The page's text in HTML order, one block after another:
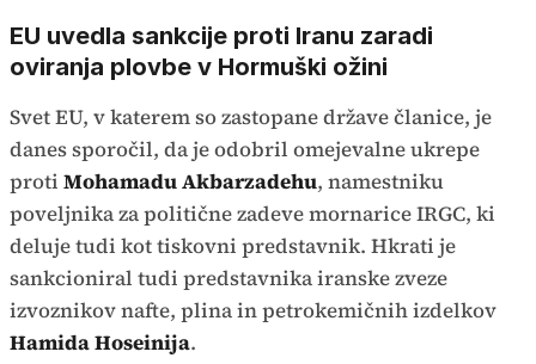
EU uvedla sankcije proti Iranu zaradi
oviranja plovbe v Hormuški ožini
Svet EU, v katerem so zastopane države članice, je
danes sporočil, da je odobril omejevalne ukrepe
proti Mohamadu Akbarzadehu, namestniku
poveljnika za politične zadeve mornarice IRGC, ki
deluje tudi kot tiskovni predstavnik. Hkrati je
sankcioniral tudi predstavnika iranske zveze
izvoznikov nafte, plina in petrokemičnih izdelkov
Hamida Hoseinija.